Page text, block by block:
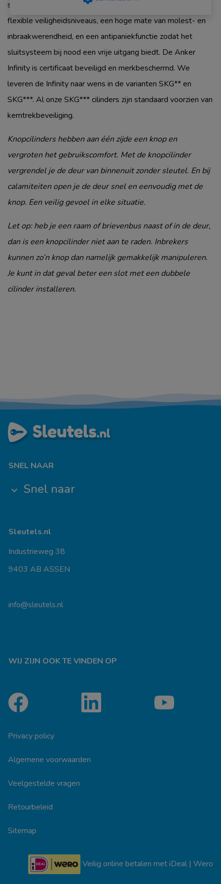
sluitplan. We hebben de Infinity daarom uitgerust met
flexible veiligheidsniveaus, een hoge mate van molest- en
inbraakwerendheid, en een antipaniekfunctie zodat het
sluitsysteem bij nood een vrije uitgang biedt. De Anker
Infinity is certificaat beveiligd en merkbeschermd. We
leveren de Infinity naar wens in de varianten SKG** en
SKG***. Al onze SKG*** cilinders zijn standaard voorzien van
kerntrekbeveiliging.
Knopcilinders hebben aan één zijde een knop en
vergroten het gebruikscomfort. Met de knopcilinder
vergrendel je de deur van binnenuit zonder sleutel. En bij
calamiteiten open je de deur snel en eenvoudig met de
knop. Een veilig gevoel in elke situatie.
Let op: heb je een raam of brievenbus naast of in de deur,
dan is een knopcilinder niet aan te raden. Inbrekers
kunnen zo’n knop dan namelijk gemakkelijk manipuleren.
Je kunt in dat geval beter een slot met een dubbele
cilinder installeren.
SNEL NAAR
keyboard_arrow_down Snel naar
Sleutels.nl
Industrieweg 38
9403 AB ASSEN
info@sleutels.nl
WIJ ZIJN OOK TE VINDEN OP
Privacy policy
Algemene voorwaarden
Veelgestelde vragen
Retourbeleid
Sitemap
Veilig online betalen met iDeal | Wero